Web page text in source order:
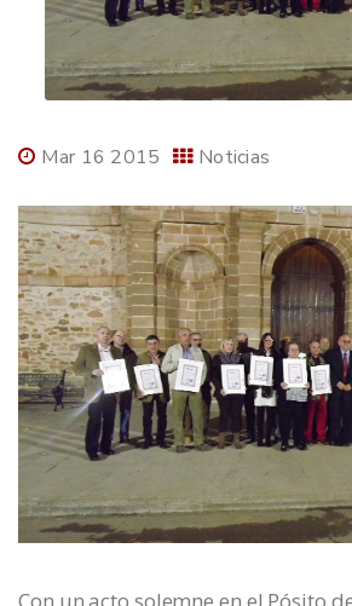
Mar 16 2015 Noticias
Con un acto solemne en el Pósito